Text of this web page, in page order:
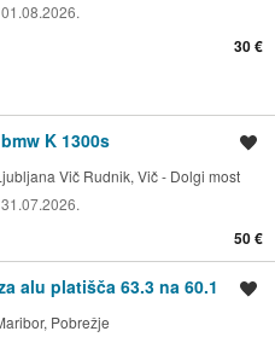
01.08.2026.
30 €
K 1300s
Vič Rudnik, Vič - Dolgi most
31.07.2026.
50 €
alu platišča 63.3 na 60.1
Pobrežje